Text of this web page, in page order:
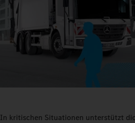
In kritischen Situationen unterstützt